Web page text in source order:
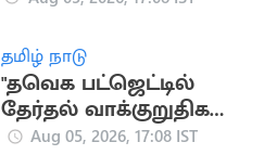
தமிழ் நாடு
"தவெக பட்ஜெட்டில்
தேர்தல் வாக்குறுதிகள்
இடம்பெறவில்லை"..
Aug 05, 2026, 17:08 IST